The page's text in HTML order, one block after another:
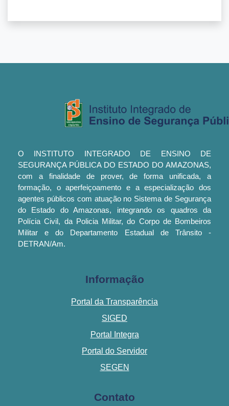
O INSTITUTO INTEGRADO DE ENSINO DE
SEGURANÇA PÚBLICA DO ESTADO DO AMAZONAS,
com a finalidade de prover, de forma unificada, a
formação, o aperfeiçoamento e a especialização dos
agentes públicos com atuação no Sistema de Segurança
do Estado do Amazonas, integrando os quadros da
Polícia Civil, da Policia Militar, do Corpo de Bombeiros
Militar e do Departamento Estadual de Trânsito -
DETRAN/Am.
Informação
Portal da Transparência
SIGED
Portal Integra
Portal do Servidor
SEGEN
Contato